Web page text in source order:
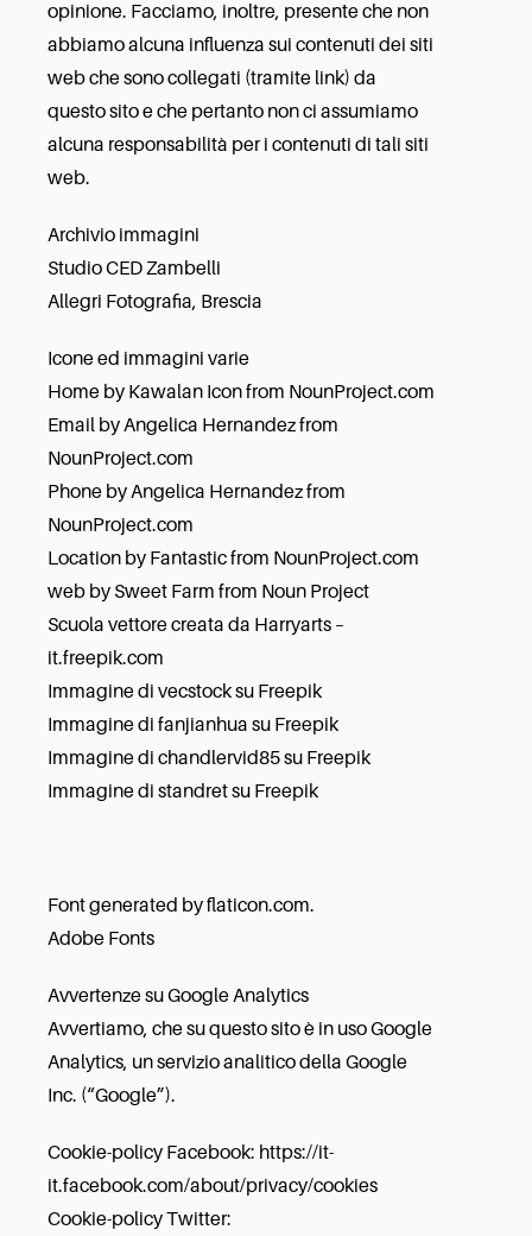
opinione. Facciamo, inoltre, presente che non
abbiamo alcuna influenza sui contenuti dei siti
web che sono collegati (tramite link) da
questo sito e che pertanto non ci assumiamo
alcuna responsabilità per i contenuti di tali siti
web.
Archivio immagini
Studio CED Zambelli
Allegri Fotografia, Brescia
Icone ed immagini varie
Home by Kawalan Icon from NounProject.com
Email by Angelica Hernandez from
NounProject.com
Phone by Angelica Hernandez from
NounProject.com
Location by Fantastic from NounProject.com
web by Sweet Farm from Noun Project
Scuola vettore creata da Harryarts –
it.freepik.com
Immagine di vecstocksu Freepik
Immagine di fanjianhua su Freepik
Immagine di chandlervid85su Freepik
Immagine di standretsu Freepik
Font generated by flaticon.com.
Adobe Fonts
Avvertenze su Google Analytics
Avvertiamo, che su questo sito è in uso Google
Analytics, un servizio analitico della Google
Inc. (“Google”).
Cookie-policy Facebook: https://it-
it.facebook.com/about/privacy/cookies
Cookie-policy Twitter: